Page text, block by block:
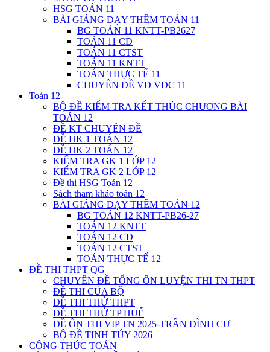
HSG TOÁN 11
BÀI GIẢNG DẠY THÊM TOÁN 11
BG TOÁN 11 KNTT-PB2627
TOÁN 11 CD
TOÁN 11 CTST
TOÁN 11 KNTT
TOÁN THỰC TẾ 11
CHUYÊN ĐỀ VD VDC 11
Toán 12
BỘ ĐỀ KIỂM TRA KẾT THÚC CHƯƠNG BÀI
TOÁN 12
ĐỀ KT CHUYÊN ĐỀ
ĐỀ HK 1 TOÁN 12
ĐỀ HK 2 TOÁN 12
KIỂM TRA GK 1 LỚP 12
KIỂM TRA GK 2 LỚP 12
Đề thi HSG Toán 12
Sách tham khảo toán 12
BÀI GIẢNG DẠY THÊM TOÁN 12
BG TOÁN 12 KNTT-PB26-27
TOÁN 12 KNTT
TOÁN 12 CD
TOÁN 12 CTST
TOÁN THỰC TẾ 12
ĐỀ THI THPT QG
CHUYÊN ĐỀ TỔNG ÔN LUYỆN THI TN THPT
ĐỀ THI CỦA BỘ
ĐỀ THI THỬ THPT
ĐỀ THI THỬ TP HUẾ
ĐỀ ÔN THI VIP TN 2025-TRẦN ĐÌNH CƯ
BỘ ĐỀ TINH TÚY 2026
CÔNG THỨC TOÁN